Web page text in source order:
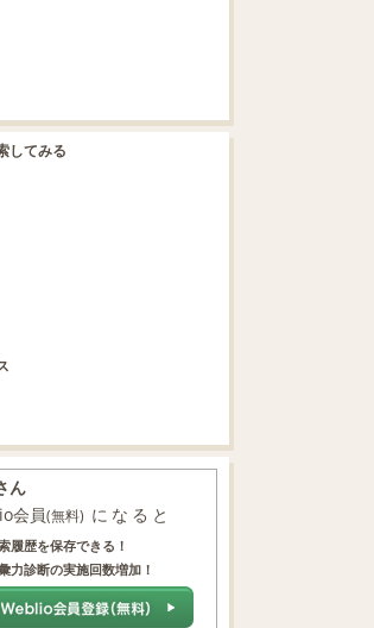
してみる
ん
会員(無料) になると
履歴を保存できる！
力診断の実施回数増加！